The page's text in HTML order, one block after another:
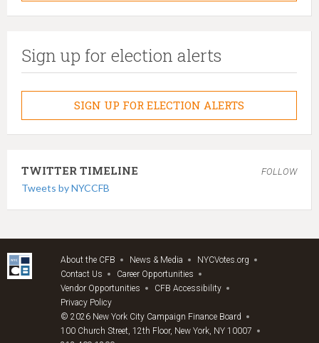
Sign up for election alerts
SIGN UP FOR ELECTION ALERTS
TWITTER TIMELINE FOLLOW
Tweets by NYCCFB
About the CFB News & Media
NYCVotes.org
Contact Us
Career Opportunities
Vendor Opportunities
CFB Accessibility
Privacy Policy
© 2026 New York City Campaign Finance Board
100 Church Street, 12th Floor, New York, NY 10007